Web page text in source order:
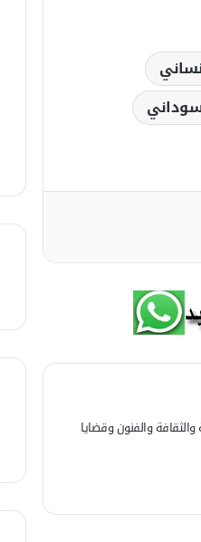
والثقافة والفنون وقضايا